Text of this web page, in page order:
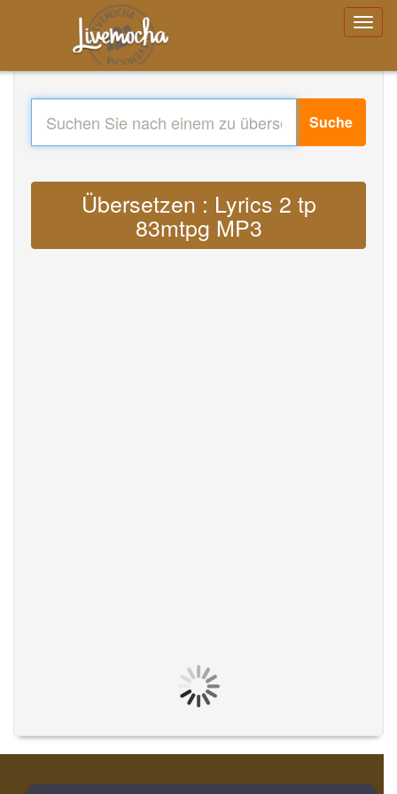
Suche
Übersetzen : Lyrics 2 tp
83mtpg MP3